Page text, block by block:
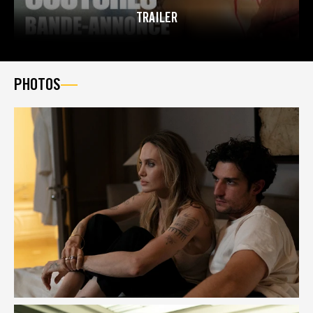
TRAILER
PHOTOS